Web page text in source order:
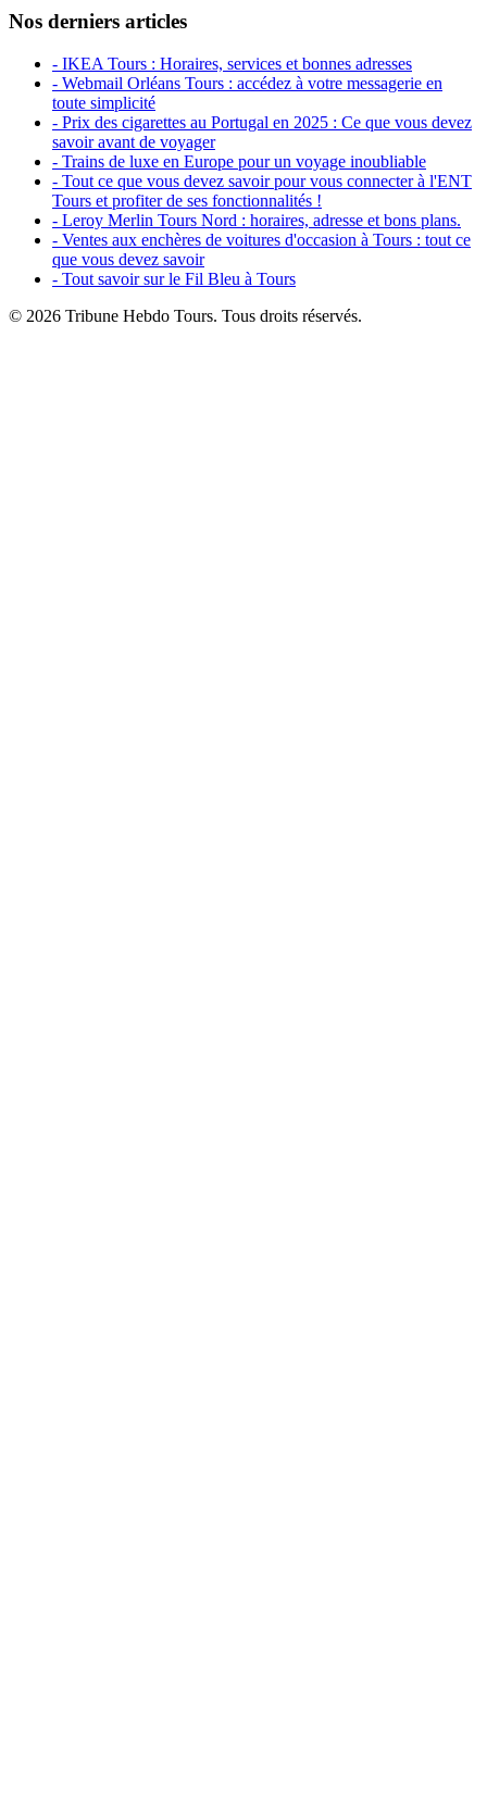
Nos derniers articles
- IKEA Tours : Horaires, services et bonnes adresses
- Webmail Orléans Tours : accédez à votre messagerie en
toute simplicité
- Prix des cigarettes au Portugal en 2025 : Ce que vous devez
savoir avant de voyager
- Trains de luxe en Europe pour un voyage inoubliable
- Tout ce que vous devez savoir pour vous connecter à l'ENT
Tours et profiter de ses fonctionnalités !
- Leroy Merlin Tours Nord : horaires, adresse et bons plans.
- Ventes aux enchères de voitures d'occasion à Tours : tout ce
que vous devez savoir
- Tout savoir sur le Fil Bleu à Tours
© 2026 Tribune Hebdo Tours. Tous droits réservés.